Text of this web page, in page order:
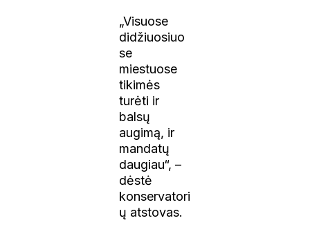
„Visuose
didžiuosiuo
se
miestuose
tikimės
turėti ir
balsų
augimą, ir
mandatų
daugiau“, –
dėstė
konservatori
ų atstovas.